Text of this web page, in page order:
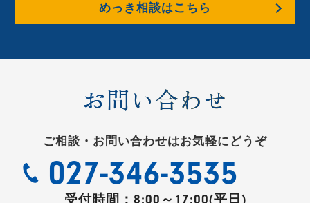
めっき相談はこちら
お問い合わせ
ご相談・お問い合わせはお気軽にどうぞ
027-346-3535
受付時間： 8:00～17:00(平日)